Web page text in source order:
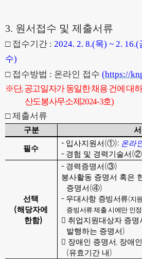
3. 원서접수 및 제출서류
□ 접수기간 : 2024. 2. 8.(목) ~ 2. 16.(
수)
□ 접수방법 : 온라인 접수 (https://
※단,공고일자가 동일한 채용 건에 대
산도봉사무소제2024-3호)
□제출서류
구분
필수 - 입사지원서 (①): 온라
- 경험 및 경력기술서 (②
선택
(해당자에
한함)
- 경력증명서 (③)
봉사활동 증명서 혹은
증명서 (④)
- 우대사항 증빙서류(지
증빙서류 제출 시에만 인정
 취업지원대상자 증명
발행하는 증명서 )
 장애인 증명서, 장애
(유효기간 내 )